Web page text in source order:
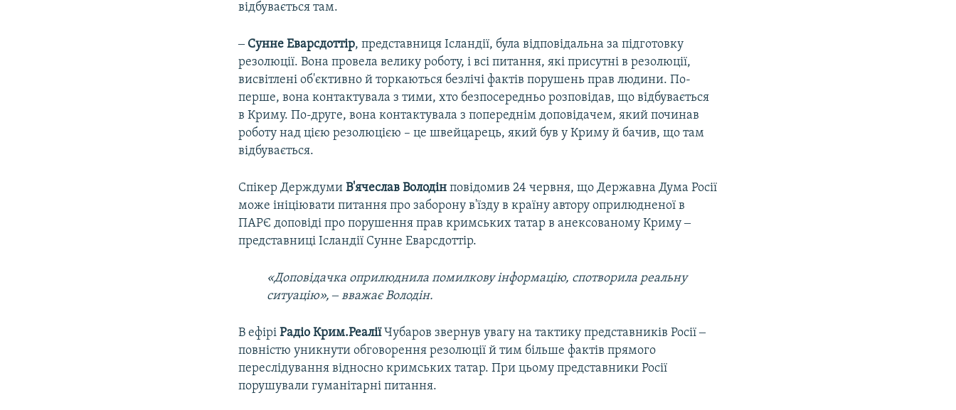
відбувається там.
‒ Сунне Еварсдоттір, представниця Ісландії, була відповідальна за підготовку
резолюції. Вона провела велику роботу, і всі питання, які присутні в резолюції,
висвітлені об'єктивно й торкаються безлічі фактів порушень прав людини. По-
перше, вона контактувала з тими, хто безпосередньо розповідав, що відбувається
в Криму. По-друге, вона контактувала з попереднім доповідачем, який починав
роботу над цією резолюцією – це швейцарець, який був у Криму й бачив, що там
відбувається.
Спікер ДерждумиВ'ячеслав Володін повідомив 24 червня, що Державна Дума Росії
може ініціювати питання про заборону в'їзду в країну автору оприлюдненої в
ПАРЄ доповіді про порушення прав кримських татар в анексованому Криму ‒
представниці Ісландії Сунне Еварсдоттір.
«Доповідачка оприлюднила помилкову інформацію, спотворила реальну
ситуацію», ‒ вважає Володін.
В ефіріРадіо Крим.РеаліїЧубаров звернув увагу на тактику представників Росії ‒
повністю уникнути обговорення резолюції й тим більше фактів прямого
переслідування відносно кримських татар. При цьому представники Росії
порушували гуманітарні питання.